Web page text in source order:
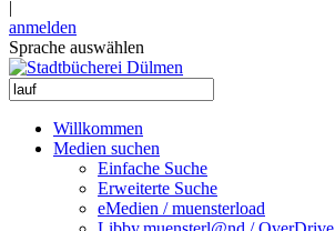
|
anmelden
Sprache auswählen
Willkommen
Medien suchen
Einfache Suche
Erweiterte Suche
eMedien / muensterload